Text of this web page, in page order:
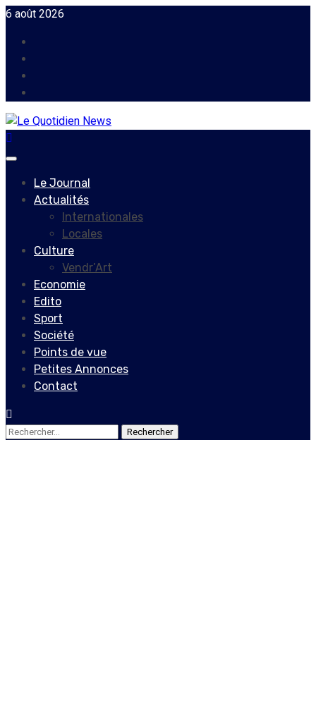
Skip
content
6 août 2026
Primary
Le Journal
Actualités
Internationales
Locales
Culture
Vendr’Art
Economie
Edito
Sport
Société
Points de vue
Petites Annonces
Contact
Rechercher :